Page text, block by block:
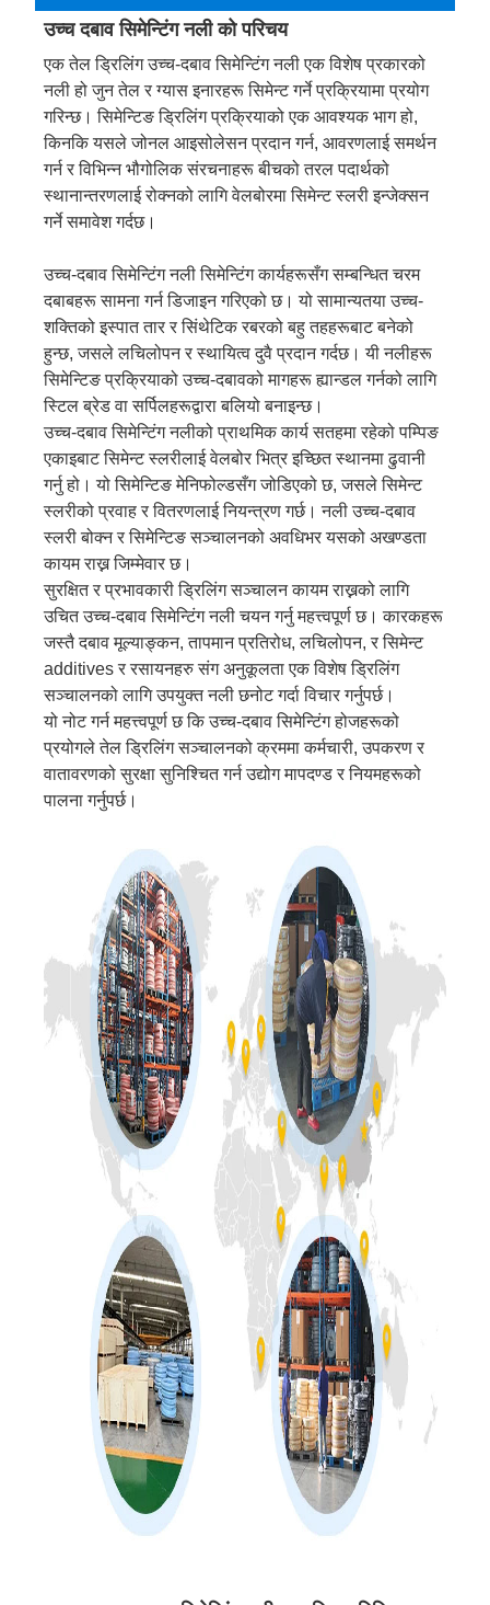
उच्च दबाव सिमेन्टिंग नली को परिचय
एक तेल ड्रिलिंग उच्च-दबाव सिमेन्टिंग नली एक विशेष प्रकारको
नली हो जुन तेल र ग्यास इनारहरू सिमेन्ट गर्ने प्रक्रियामा प्रयोग
गरिन्छ। सिमेन्टिङ ड्रिलिंग प्रक्रियाको एक आवश्यक भाग हो,
किनकि यसले जोनल आइसोलेसन प्रदान गर्न, आवरणलाई समर्थन
गर्न र विभिन्न भौगोलिक संरचनाहरू बीचको तरल पदार्थको
स्थानान्तरणलाई रोक्नको लागि वेलबोरमा सिमेन्ट स्लरी इन्जेक्सन
गर्ने समावेश गर्दछ।
उच्च-दबाव सिमेन्टिंग नली सिमेन्टिंग कार्यहरूसँग सम्बन्धित चरम
दबाबहरू सामना गर्न डिजाइन गरिएको छ। यो सामान्यतया उच्च-
शक्तिको इस्पात तार र सिंथेटिक रबरको बहु तहहरूबाट बनेको
हुन्छ, जसले लचिलोपन र स्थायित्व दुवै प्रदान गर्दछ। यी नलीहरू
सिमेन्टिङ प्रक्रियाको उच्च-दबावको मागहरू ह्यान्डल गर्नको लागि
स्टिल ब्रेड वा सर्पिलहरूद्वारा बलियो बनाइन्छ।
उच्च-दबाव सिमेन्टिंग नलीको प्राथमिक कार्य सतहमा रहेको पम्पिङ
एकाइबाट सिमेन्ट स्लरीलाई वेलबोर भित्र इच्छित स्थानमा ढुवानी
गर्नु हो। यो सिमेन्टिङ मेनिफोल्डसँग जोडिएको छ, जसले सिमेन्ट
स्लरीको प्रवाह र वितरणलाई नियन्त्रण गर्छ। नली उच्च-दबाव
स्लरी बोक्न र सिमेन्टिङ सञ्चालनको अवधिभर यसको अखण्डता
कायम राख्न जिम्मेवार छ।
सुरक्षित र प्रभावकारी ड्रिलिंग सञ्चालन कायम राख्नको लागि
उचित उच्च-दबाव सिमेन्टिंग नली चयन गर्नु महत्त्वपूर्ण छ। कारकहरू
जस्तै दबाव मूल्याङ्कन, तापमान प्रतिरोध, लचिलोपन, र सिमेन्ट
additives र रसायनहरु संग अनुकूलता एक विशेष ड्रिलिंग
सञ्चालनको लागि उपयुक्त नली छनोट गर्दा विचार गर्नुपर्छ।
यो नोट गर्न महत्त्वपूर्ण छ कि उच्च-दबाव सिमेन्टिंग होजहरूको
प्रयोगले तेल ड्रिलिंग सञ्चालनको क्रममा कर्मचारी, उपकरण र
वातावरणको सुरक्षा सुनिश्चित गर्न उद्योग मापदण्ड र नियमहरूको
पालना गर्नुपर्छ।